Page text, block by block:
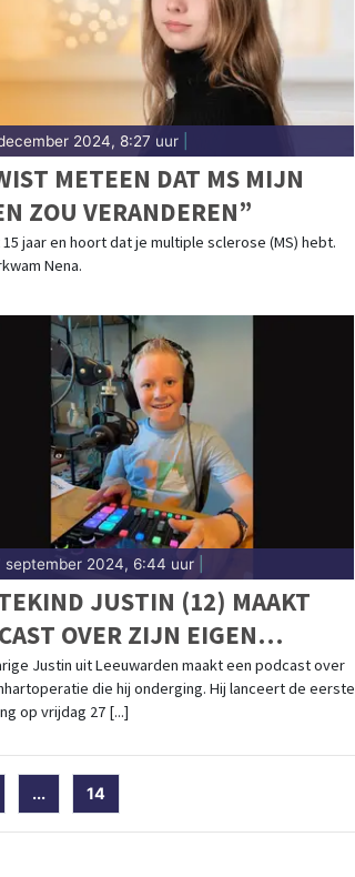
2024, 8:27 uur|
METEEN DAT MS MIJN
ZOU VERANDEREN”
jaar en hoort dat je multiple sclerose (MS) hebt.
Nena.
september 2024, 6:44 uur|
JUSTIN (12) MAAKT
OVER ZIJN EIGEN
Justin uit Leeuwarden maakt een podcast over
die hij onderging. Hij lanceert de eerste
op vrijdag 27 [...]
... 14